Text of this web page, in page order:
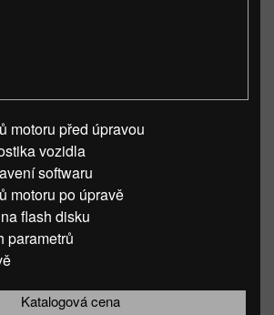
motoru před úpravou
vozidla
softwaru
motoru po úpravě
flash disku
parametrů
Katalogová cena